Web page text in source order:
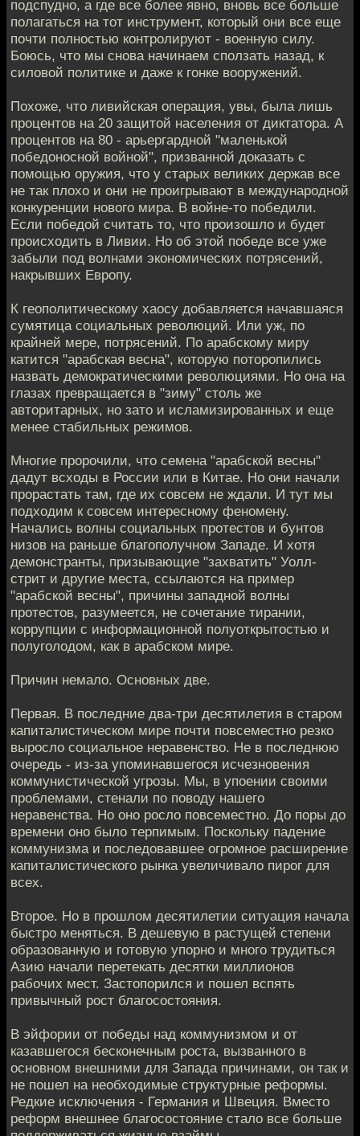
подспудно, а где все более явно, вновь все больше
полагаться на тот инструмент, который они все еще
почти полностью контролируют - военную силу.
Боюсь, что мы снова начинаем сползать назад, к
силовой политике и даже к гонке вооружений.
Похоже, что ливийская операция, увы, была лишь
процентов на 20 защитой населения от диктатора. А
процентов на 80 - арьергардной "маленькой
победоносной войной", призванной доказать с
помощью оружия, что у старых великих держав все
не так плохо и они не проигрывают в международной
конкуренции нового мира. В войне-то победили.
Если победой считать то, что произошло и будет
происходить в Ливии. Но об этой победе все уже
забыли под волнами экономических потрясений,
накрывших Европу.
К геополитическому хаосу добавляется начавшаяся
сумятица социальных революций. Или уж, по
крайней мере, потрясений. По арабскому миру
катится "арабская весна", которую поторопились
назвать демократическими революциями. Но она на
глазах превращается в "зиму" столь же
авторитарных, но зато и исламизированных и еще
менее стабильных режимов.
Многие пророчили, что семена "арабской весны"
дадут всходы в России или в Китае. Но они начали
прорастать там, где их совсем не ждали. И тут мы
подходим к совсем интересному феномену.
Начались волны социальных протестов и бунтов
низов на раньше благополучном Западе. И хотя
демонстранты, призывающие "захватить" Уолл-
стрит и другие места, ссылаются на пример
"арабской весны", причины западной волны
протестов, разумеется, не сочетание тирании,
коррупции с информационной полуоткрытостью и
полуголодом, как в арабском мире.
Причин немало. Основных две.
Первая. В последние два-три десятилетия в старом
капиталистическом мире почти повсеместно резко
выросло социальное неравенство. Не в последнюю
очередь - из-за упоминавшегося исчезновения
коммунистической угрозы. Мы, в упоении своими
проблемами, стенали по поводу нашего
неравенства. Но оно росло повсеместно. До поры до
времени оно было терпимым. Поскольку падение
коммунизма и последовавшее огромное расширение
капиталистического рынка увеличивало пирог для
всех.
Второе. Но в прошлом десятилетии ситуация начала
быстро меняться. В дешевую в растущей степени
образованную и готовую упорно и много трудиться
Азию начали перетекать десятки миллионов
рабочих мест. Застопорился и пошел вспять
привычный рост благосостояния.
В эйфории от победы над коммунизмом и от
казавшегося бесконечным роста, вызванного в
основном внешними для Запада причинами, он так и
не пошел на необходимые структурные реформы.
Редкие исключения - Германия и Швеция. Вместо
реформ внешнее благосостояние стало все больше